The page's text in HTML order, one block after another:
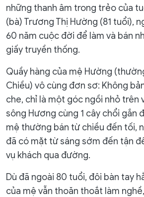
những thanh âm trong trẻo của
(bà) Trương Thị Hường (81 tuổi),
60 năm cuộc đời để làm và bán
giấy truyền thống.
Quầy hàng của mệ Hường
Chiều) vô cùng đơn sơ: Không
che, chỉ là một góc ngồi nhỏ trên
sông Hương cùng 1 cây chổi gắn
mệ thường bán từ chiều đến tối,
đã có mặt từ sáng sớm đến tận
vụ khách qua đường.
Dù đã ngoài 80 tuổi, đôi bàn tay
của mệ vẫn thoăn thoắt làm